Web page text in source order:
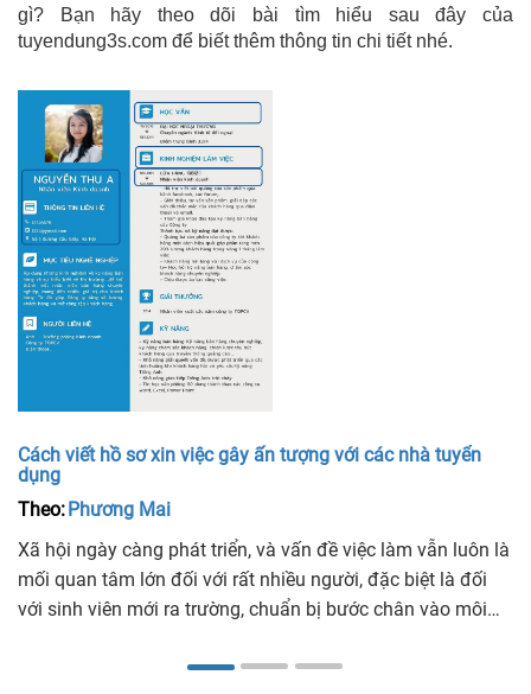
gì? Bạn hãy theo dõi bài tìm hiểu sau đây của
tuyendung3s.com để biết thêm thông tin chi tiết nhé.
Cách viết hồ sơ xin việc gây ấn tượng với các nhà tuyển
dụng
Theo:Phương Mai
Xã hội ngày càng phát triển, và vấn đề việc làm vẫn luôn là
mối quan tâm lớn đối với rất nhiều người, đặc biệt là đối
với sinh viên mới ra trường, chuẩn bị bước chân vào môi
xin việc thì làm sao để bạn được chú ý? Hãy cùng xem